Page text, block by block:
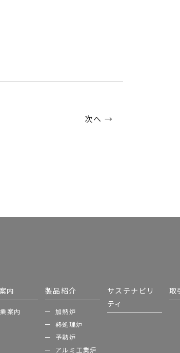
次へ →
内
案内
製品紹介
加熱炉
熱処理炉
予熱炉
アルミ工業炉
サステナビリ
ティ
取